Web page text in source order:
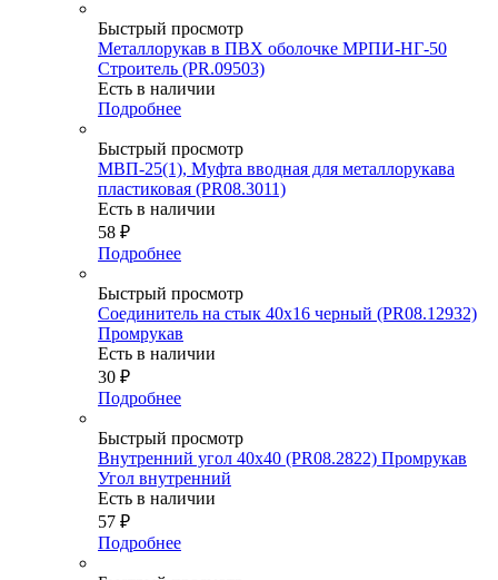
Быстрый просмотр
Металлорукав в ПВХ оболочке МРПИ-НГ-50
Строитель (PR.09503)
Есть в наличии
Подробнее
Быстрый просмотр
МВП-25(1), Муфта вводная для металлорукава
пластиковая (PR08.3011)
Есть в наличии
58 ₽
Подробнее
Быстрый просмотр
Соединитель на стык 40х16 черный (PR08.12932)
Промрукав
Есть в наличии
30 ₽
Подробнее
Быстрый просмотр
Внутренний угол 40х40 (PR08.2822) Промрукав
Угол внутренний
Есть в наличии
57 ₽
Подробнее